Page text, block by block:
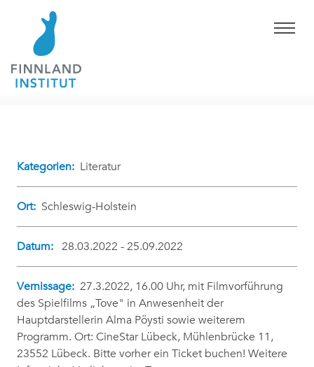
Kategorien: Literatur
Ort: Schleswig-Holstein
Datum: 28.03.2022 - 25.09.2022
Vernissage: 27.3.2022, 16.00 Uhr, mit Filmvorführung
des Spielfilms „Tove" in Anwesenheit der
Hauptdarstellerin Alma Pöysti sowie weiterem
Programm. Ort: CineStar Lübeck, Mühlenbrücke 11,
23552 Lübeck. Bitte vorher ein Ticket buchen! Weitere